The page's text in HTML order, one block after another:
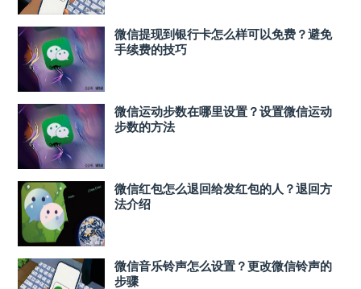
微信提现到银行卡怎么样可以免费？避免
手续费的技巧
微信运动步数在哪里设置？设置微信运动
步数的方法
微信红包怎么退回给发红包的人？退回方
法介绍
微信音乐铃声怎么设置？更改微信铃声的
步骤